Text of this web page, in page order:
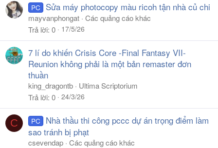
PC Sửa máy photocopy màu ricoh tận nhà củ chi
mayvanphongat Các quảng cáo khác
Trả lời 0 17/5/26
7 lí do khiến Crisis Core -Final Fantasy VII-
Reunion không phải là một bản remaster đơn
thuần
king_dragontb
Ultima Scriptorium
Trả lời 0 24/3/26
C PC
Nhà thầu thi công pccc dự án trọng điểm làm
sao tránh bị phạt
csevendap Các quảng cáo khác